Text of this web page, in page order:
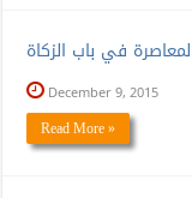
December 9, 2015
Read More »